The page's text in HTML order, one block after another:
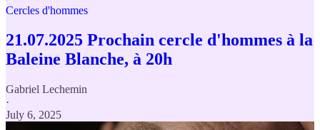
Cercles d'hommes
21.07.2025 Prochain cercle d'hommes à la
Baleine Blanche, à 20h
Gabriel Lechemin
·
July 6, 2025